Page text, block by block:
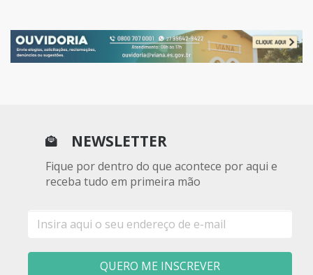
NEWSLETTER
Fique por dentro do que acontece por aqui e
receba tudo em primeira mão
mail
QUERO ME INSCREVER